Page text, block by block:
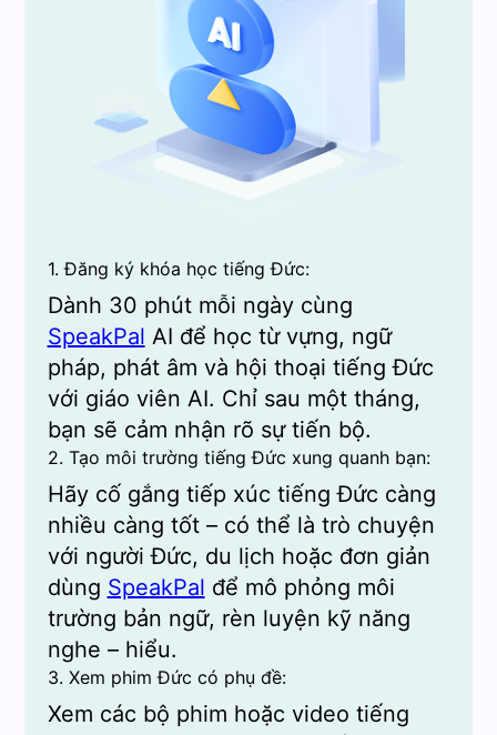
1. Đăng ký khóa học tiếng Đức:
Dành 30 phút mỗi ngày cùng
SpeakPal AI để học từ vựng, ngữ
pháp, phát âm và hội thoại tiếng Đức
với giáo viên AI. Chỉ sau một tháng,
bạn sẽ cảm nhận rõ sự tiến bộ.
2. Tạo môi trường tiếng Đức xung quanh bạn:
Hãy cố gắng tiếp xúc tiếng Đức càng
nhiều càng tốt – có thể là trò chuyện
với người Đức, du lịch hoặc đơn giản
dùng SpeakPal để mô phỏng môi
trường bản ngữ, rèn luyện kỹ năng
nghe – hiểu.
3. Xem phim Đức có phụ đề:
Xem các bộ phim hoặc video tiếng